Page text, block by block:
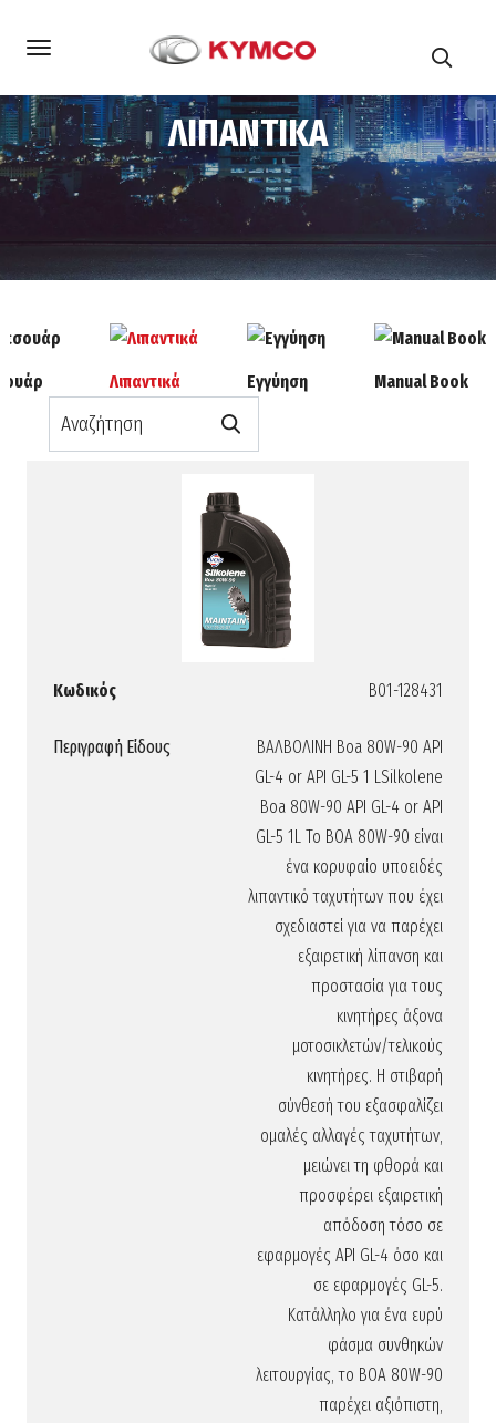
ΛΙΠΑΝΤΙΚΑ
Λιπαντικά Εγγύηση Manual Book
Κωδικός B01-128431
Περιγραφή Είδους
ΒΑΛΒΟΛΙΝΗ Boa 80W-90 API
GL-4 or API GL-5 1 LSilkolene
Boa 80W-90 API GL-4 or API
GL-5 1L Το BOA 80W-90 είναι
ένα κορυφαίο υποειδές
λιπαντικό ταχυτήτων που έχει
σχεδιαστεί για να παρέχει
εξαιρετική λίπανση και
προστασία για τους
κινητήρες άξονα
μοτοσικλετών/τελικούς
κινητήρες. Η στιβαρή
σύνθεσή του εξασφαλίζει
ομαλές αλλαγές ταχυτήτων,
μειώνει τη φθορά και
προσφέρει εξαιρετική
απόδοση τόσο σε
εφαρμογές API GL-4 όσο και
σε εφαρμογές GL-5.
Κατάλληλο για ένα ευρύ
φάσμα συνθηκών
λειτουργίας, το BOA 80W-90
παρέχει αξιόπιστη,